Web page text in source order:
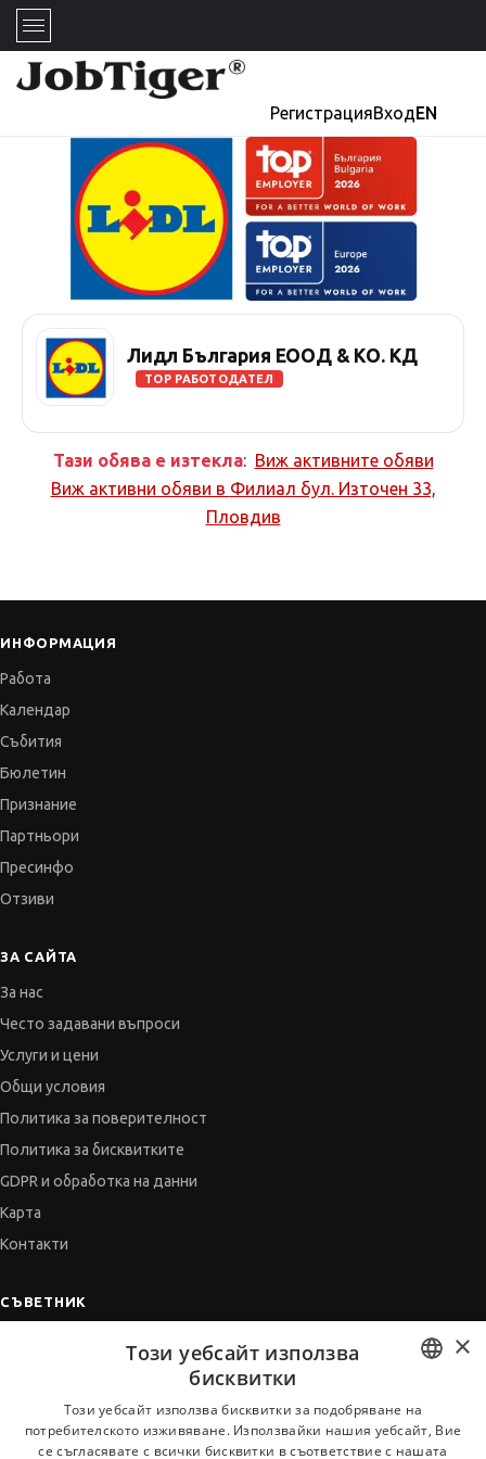
РегистрацияВходEN
Лидл България ЕООД & КО. КД
TOP РАБОТОДАТЕЛ
Тази обява е изтекла: Виж активните обяви
Виж активни обяви в Филиал бул. Източен 33,
Пловдив
ИНФОРМАЦИЯ
Работа
Календар
Събития
Бюлетин
Признание
Партньори
Пресинфо
Отзиви
ЗА САЙТА
За нас
Често задавани въпроси
Услуги и цени
Общи условия
Политика за поверителност
Политика за бисквитките
GDPR и обработка на данни
Карта
Контакти
СЪВЕТНИК
Когато получим оферта
BULGARIAN
ENGLISH
×
Този уебсайт използва
бисквитки
Този уебсайт използва бисквитки за подобряване на
потребителското изживяване. Използвайки нашия уебсайт, Вие
се съгласявате с всички бисквитки в съответствие с нашата